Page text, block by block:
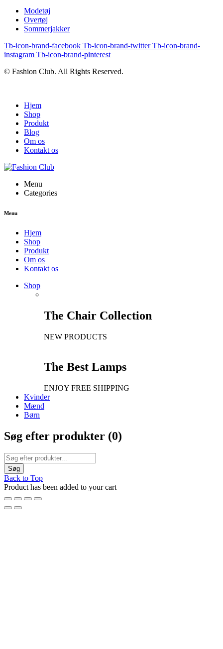
Modetøj
Overtøj
Sommerjakker
Tb-icon-brand-facebook Tb-icon-brand-twitter Tb-icon-brand-
instagram Tb-icon-brand-pinterest
© Fashion Club. All Rights Reserved.
Hjem
Shop
Produkt
Blog
Om os
Kontakt os
Menu
Categories
Menu
Hjem
Shop
Produkt
Om os
Kontakt os
Shop
The Chair Collection
NEW PRODUCTS
The Best Lamps
ENJOY FREE SHIPPING
Kvinder
Mænd
Børn
Søg efter produkter (0)
Back to Top
Product has been added to your cart